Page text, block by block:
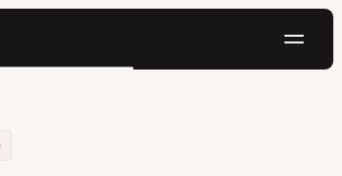
a Experiência do Usuário: Melhorando a